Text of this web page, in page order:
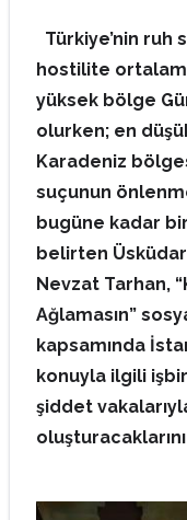
Türkiye’nin ruh
hostilite
yüksek bölge
olurken; en
Karadeniz
suçunun
bugüne kadar
belirten
Nevzat Tarhan,
Ağlamasın”
kapsamında
konuyla ilgili
şiddet